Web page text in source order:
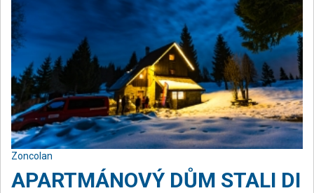
Zoncolan
APARTMÁNOVÝ DŮM STALI DI